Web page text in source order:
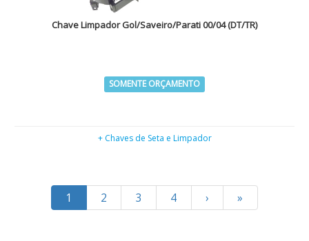
Chave Limpador Gol/Saveiro/Parati 00/04 (DT/TR)
SOMENTE ORÇAMENTO
+ Chaves de Seta e Limpador
1 2 3 4 › »